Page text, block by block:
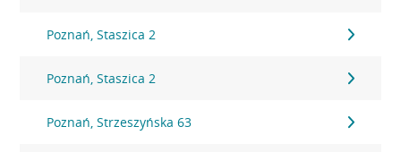
Poznań, Staszica 2
Poznań, Staszica 2
Poznań, Strzeszyńska 63